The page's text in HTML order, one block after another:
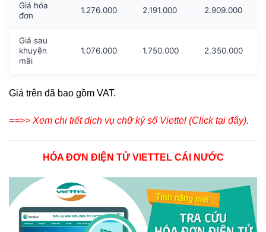
Giá hóa
đơn
1.276.000 2.191.000 2.909.000
Giá sau
khuyễn
mãi
1.076.000 1.750.000 2.350.000
Giá trên đã bao gồm VAT.
==>> Xem chi tiết dịch vụ chữ ký số Viettel (Click tại đây).
HÓA ĐƠN ĐIỆN TỬ VIETTEL CÁI NƯỚC